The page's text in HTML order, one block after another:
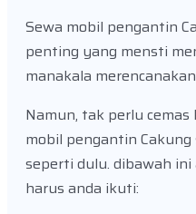
Sewa mobil pengantin
penting yang mensti
manakala
Namun, tak perlu
mobil pengantin
seperti dulu. dibawah
harus anda ikuti: